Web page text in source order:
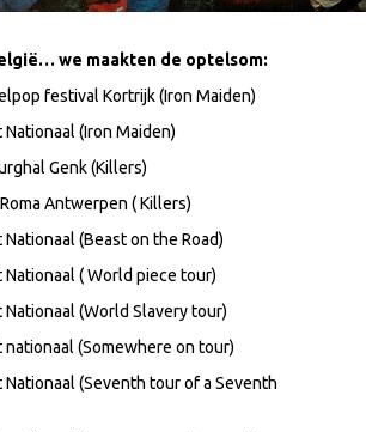
we maakten de optelsom:
festival Kortrijk (Iron Maiden)
(Iron Maiden)
Genk (Killers)
Antwerpen ( Killers)
(Beast on the Road)
( World piece tour)
(World Slavery tour)
(Somewhere on tour)
(Seventh tour of a Seventh